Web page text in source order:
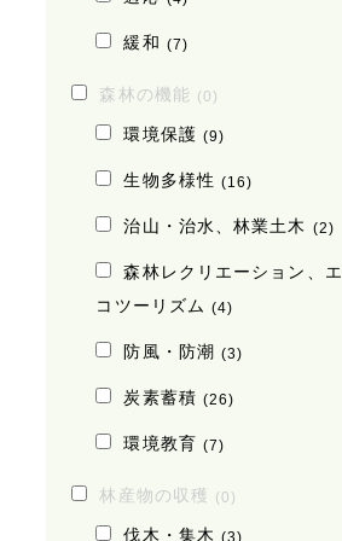
緩和 (7)
森林の機能 (0)
環境保護 (9)
生物多様性 (16)
治山・治水、林業土木 (2)
森林レクリエーション、エ
コツーリズム (4)
防風・防潮 (3)
炭素蓄積 (26)
環境教育 (7)
林産物の収穫 (0)
伐木・集木 (3)